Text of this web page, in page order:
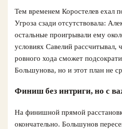
Тем временем Коростелев ехал
Угроза сзади отсутствовала:
остальные проигрывали ему
условиях Савелий рассчитывал,
ровного хода сможет
Большунова, но и этот план не
Финиш без интриги, но с
На финишной прямой
окончательно. Большунов